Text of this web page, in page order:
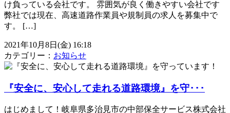
け負っている会社です。 雰囲気が良く働きやすい会社です
弊社では現在、高速道路作業員や規制員の求人を募集中で
す。 […]
2021年10月8日(金) 16:18
カテゴリー： お知らせ
『安全に、安心して走れる道路環境』を守･･･
はじめまして！岐阜県多治見市の中部保全サービス株式会社